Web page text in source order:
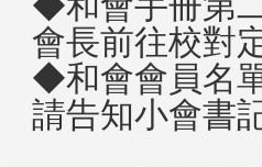
會長前往校對
◆和會會員名
請告知小會書